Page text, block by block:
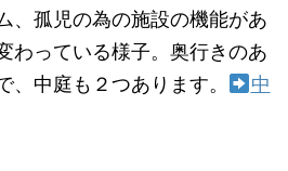
、孤児の為の施設の機能があ
わっている様子。奥行きのあ
、中庭も２つあります。
中